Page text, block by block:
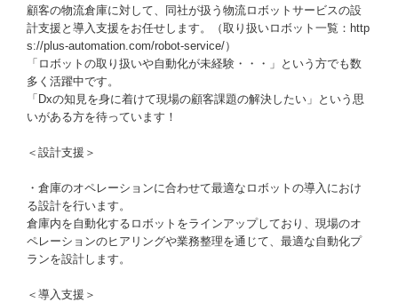
顧客の物流倉庫に対して、同社が扱う物流ロボットサービスの設
計支援と導入支援をお任せします。（取り扱いロボット一覧：http
s://plus-automation.com/robot-service/）
「ロボットの取り扱いや自動化が未経験・・・」という方でも数
多く活躍中です。
「Dxの知見を身に着けて現場の顧客課題の解決したい」という思
いがある方を待っています！
＜設計支援＞
・倉庫のオペレーションに合わせて最適なロボットの導入におけ
る設計を行います。
倉庫内を自動化するロボットをラインアップしており、現場のオ
ペレーションのヒアリングや業務整理を通じて、最適な自動化プ
ランを設計します。
＜導入支援＞